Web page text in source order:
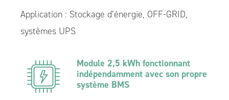
Application : Stockage d’énergie, OFF-GRID,
systèmes UPS
Module 2,5 kWh fonctionnant
indépendamment avec son propre
système BMS